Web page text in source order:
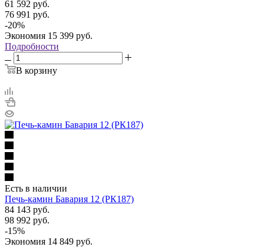
61 592 руб.
76 991 руб.
-20%
Экономия 15 399 руб.
Подробности
В корзину
Есть в наличии
Печь-камин Бавария 12 (РК187)
84 143 руб.
98 992 руб.
-15%
Экономия 14 849 руб.